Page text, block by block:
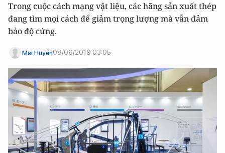
Trong cuộc cách mạng vật liệu, các hãng sản xuất thép
đang tìm mọi cách để giảm trọng lượng mà vẫn đảm
bảo độ cứng.
Mai Huyền08/06/2019 03:05